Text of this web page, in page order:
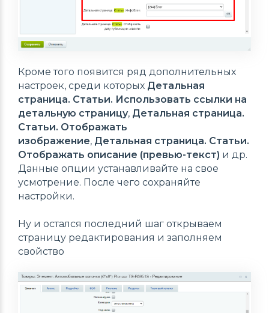
Кроме того появится ряд дополнительных
настроек, среди которых Детальная
страница. Статьи. Использовать ссылки на
детальную страницу, Детальная страница.
Статьи. Отображать
изображение, Детальная страница. Статьи.
Отображать описание (превью-текст) и др.
Данные опции устанавливайте на свое
усмотрение. После чего сохраняйте
настройки.
Ну и остался последний шаг открываем
страницу редактирования и заполняем
свойство